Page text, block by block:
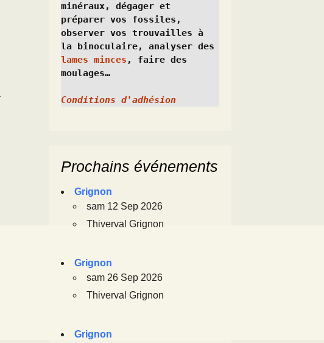
minéraux, dégager et
préparer vos fossiles,
observer vos trouvailles à
lames minces , faire des
moulages…
Conditions d'adhésion
Prochains événements
Grignon
sam 12 Sep 2026
Thiverval Grignon
Grignon
sam 26 Sep 2026
Thiverval Grignon
Grignon